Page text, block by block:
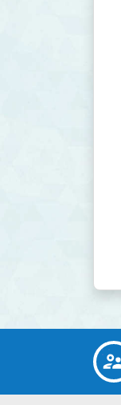
:::